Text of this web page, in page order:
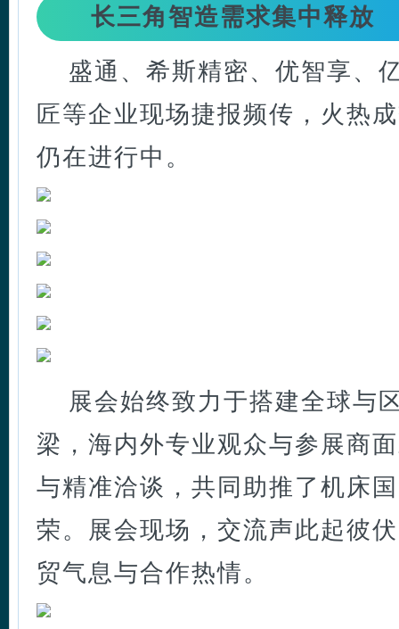
长三角智造需求集中释放
盛通、希斯精密、优智享、
匠等企业现场捷报频传，火热
仍在进行中。
展会始终致力于搭建全球与
梁，海内外专业观众与参展商
与精准洽谈，共同助推了机床
荣。展会现场，交流声此起彼
贸气息与合作热情。